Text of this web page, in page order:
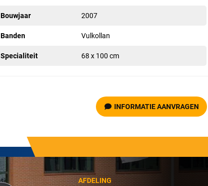
Bouwjaar 2007
Banden Vulkollan
Specialiteit 68 x 100 cm
INFORMATIE AANVRAGEN
AFDELING